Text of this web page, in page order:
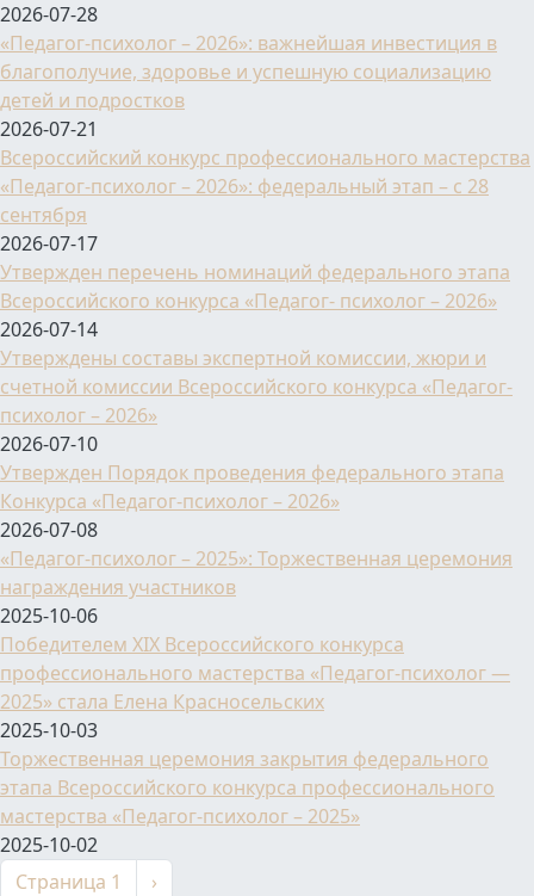
2026-07-28
«Педагог-психолог – 2026»: важнейшая инвестиция в
благополучие, здоровье и успешную социализацию
детей и подростков
2026-07-21
Всероссийский конкурс профессионального мастерства
«Педагог-психолог – 2026»: федеральный этап – с 28
сентября
2026-07-17
Утвержден перечень номинаций федерального этапа
Всероссийского конкурса «Педагог- психолог – 2026»
2026-07-14
Утверждены составы экспертной комиссии, жюри и
счетной комиссии Всероссийского конкурса «Педагог-
психолог – 2026»
2026-07-10
Утвержден Порядок проведения федерального этапа
Конкурса «Педагог-психолог – 2026»
2026-07-08
«Педагог-психолог – 2025»: Торжественная церемония
награждения участников
2025-10-06
Победителем XIX Всероссийского конкурса
профессионального мастерства «Педагог-психолог —
2025» стала Елена Красносельских
2025-10-03
Торжественная церемония закрытия федерального
этапа Всероссийского конкурса профессионального
мастерства «Педагог-психолог – 2025»
2025-10-02
Нумерация страниц
Страница 1 Следующая страница
›